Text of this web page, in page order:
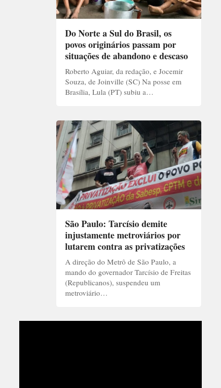
Do Norte a Sul do Brasil, os
povos originários passam por
situações de abandono e descaso
Roberto Aguiar, da redação, e Jocemir
Souza, de Joinville (SC) Na posse em
Brasília, Lula (PT) subiu a…
São Paulo: Tarcísio demite
injustamente metroviários por
lutarem contra as privatizações
A direção do Metrô de São Paulo, a
mando do governador Tarcísio de Freitas
(Republicanos), suspendeu um
metroviário…